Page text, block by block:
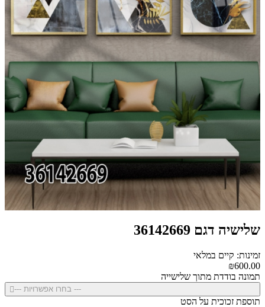
שלישיה דגם 36142669
זמינות: קיים במלאי
₪600.00
תמונה בודדת מתוך שלישייה
--- בחרו אפשרויות ---
תוספת זכוכית על הסט